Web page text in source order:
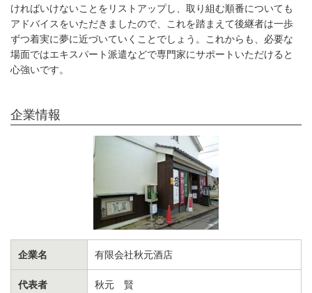
ければいけないことをリストアップし、取り組む順番についても
アドバイスをいただきましたので、これを踏まえて後継者は一歩
ずつ着実に夢に近づいていくことでしょう。これからも、必要な
場面ではエキスパート派遣などで専門家にサポートいただけると
心強いです。
企業情報
企業名 有限会社秋元酒店
代表者 秋元 賢